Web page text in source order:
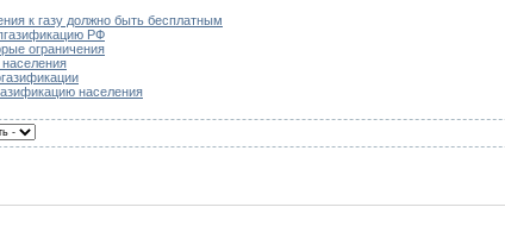
к газу должно быть бесплатным
РФ
ограничения
населения